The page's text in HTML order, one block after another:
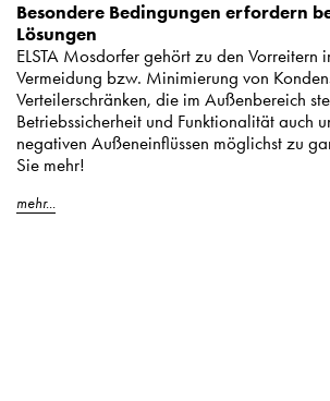
Besondere Bedingungen erfordern
Lösungen
ELSTA Mosdorfer gehört zu den Vorreitern
Vermeidung bzw. Minimierung von
Verteilerschränken, die im Außenbereich
Betriebssicherheit und Funktionalität auch
negativen Außeneinflüssen möglichst zu
Sie mehr!
mehr...